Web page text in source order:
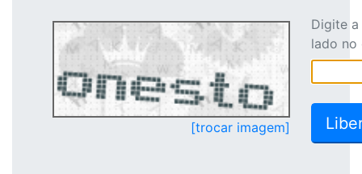
[trocar imagem]
Digite
lado no